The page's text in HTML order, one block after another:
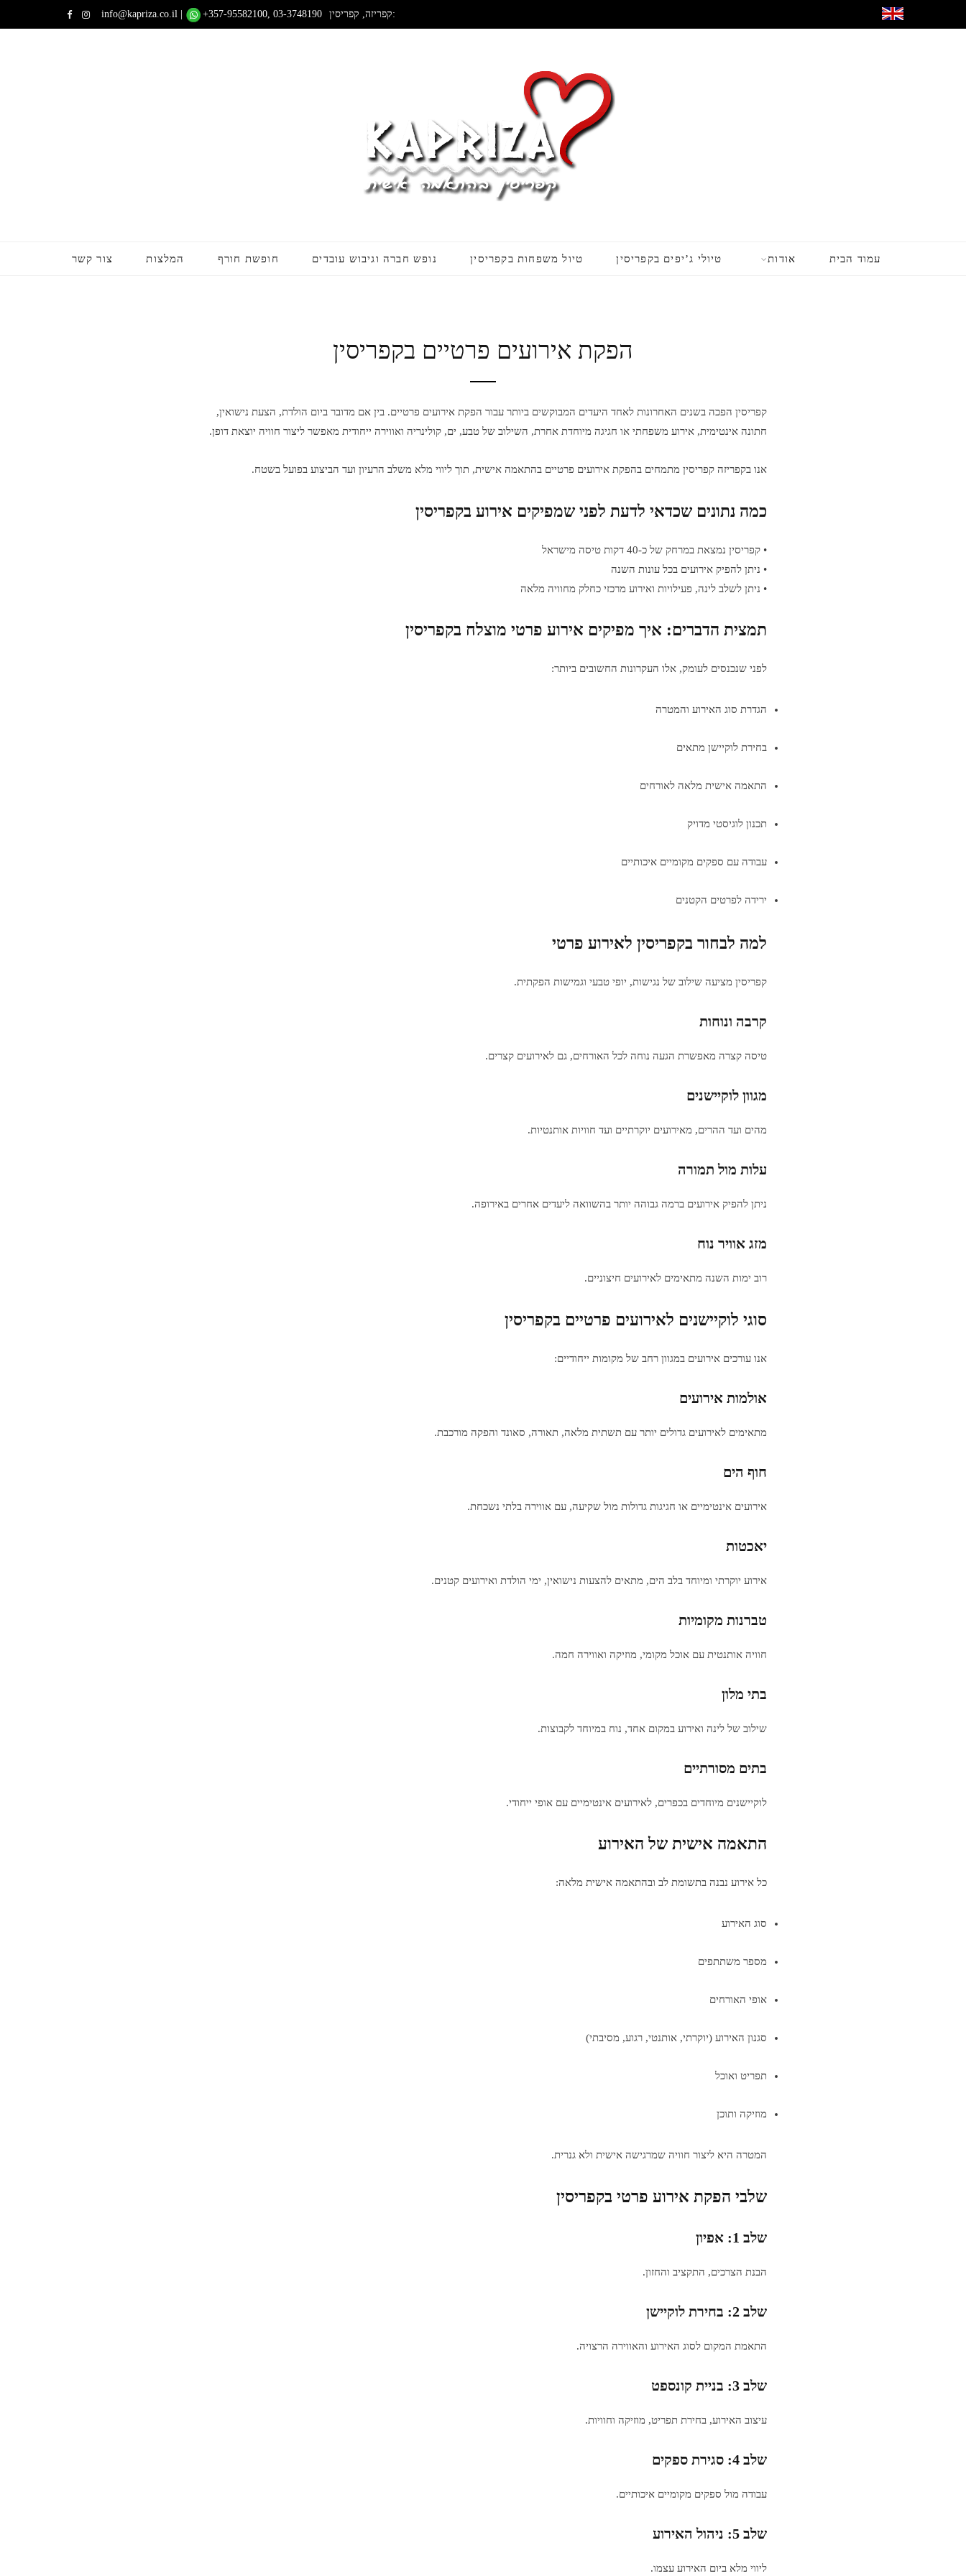
F I info@kapriza.co.il +357-95582100, 03-3748190 קפריזה, קפריסין:
עמוד הבית אודות טיולי ג’יפים בקפריסין טיול משפחות בקפריסין נופש חברה וגיבוש עובדים חופשת חורף המלצות צור קשר
הפקת אירועים פרטיים בקפריסין
קפריסין הפכה בשנים האחרונות לאחד היעדים המבוקשים ביותר עבור הפקת אירועים פרטיים. בין אם מדובר ביום הולדת, הצעת נישואין,
חתונה אינטימית, אירוע משפחתי או חגיגה מיוחדת אחרת, השילוב של טבע, ים, קולינריה ואווירה ייחודית מאפשר ליצור חוויה יוצאת דופן.
אנו בקפריזה קפריסין מתמחים בהפקת אירועים פרטיים בהתאמה אישית, תוך ליווי מלא משלב הרעיון ועד הביצוע בפועל בשטח.
כמה נתונים שכדאי לדעת לפני שמפיקים אירוע בקפריסין
• קפריסין נמצאת במרחק של כ-40 דקות טיסה מישראל
• ניתן להפיק אירועים בכל עונות השנה
• ניתן לשלב לינה, פעילויות ואירוע מרכזי כחלק מחוויה מלאה
תמצית הדברים: איך מפיקים אירוע פרטי מוצלח בקפריסין
לפני שנכנסים לעומק, אלו העקרונות החשובים ביותר:
הגדרת סוג האירוע והמטרה
בחירת לוקיישן מתאים
התאמה אישית מלאה לאורחים
תכנון לוגיסטי מדויק
עבודה עם ספקים מקומיים איכותיים
ירידה לפרטים הקטנים
למה לבחור בקפריסין לאירוע פרטי
קפריסין מציעה שילוב של נגישות, יופי טבעי וגמישות הפקתית.
קרבה ונוחות
טיסה קצרה מאפשרת הגעה נוחה לכל האורחים, גם לאירועים קצרים.
מגוון לוקיישנים
מהים ועד ההרים, מאירועים יוקרתיים ועד חוויות אותנטיות.
עלות מול תמורה
ניתן להפיק אירועים ברמה גבוהה יותר בהשוואה ליעדים אחרים באירופה.
מזג אוויר נוח
רוב ימות השנה מתאימים לאירועים חיצוניים.
סוגי לוקיישנים לאירועים פרטיים בקפריסין
אנו עורכים אירועים במגוון רחב של מקומות ייחודיים:
אולמות אירועים
מתאימים לאירועים גדולים יותר עם תשתית מלאה, תאורה, סאונד והפקה מורכבת.
חוף הים
אירועים אינטימיים או חגיגות גדולות מול שקיעה, עם אווירה בלתי נשכחת.
יאכטות
אירוע יוקרתי ומיוחד בלב הים, מתאים להצעות נישואין, ימי הולדת ואירועים קטנים.
טברנות מקומיות
חוויה אותנטית עם אוכל מקומי, מוזיקה ואווירה חמה.
בתי מלון
שילוב של לינה ואירוע במקום אחד, נוח במיוחד לקבוצות.
בתים מסורתיים
לוקיישנים מיוחדים בכפרים, לאירועים אינטימיים עם אופי ייחודי.
התאמה אישית של האירוע
כל אירוע נבנה בתשומת לב ובהתאמה אישית מלאה:
סוג האירוע
מספר משתתפים
אופי האורחים
סגנון האירוע (יוקרתי, אותנטי, רגוע, מסיבתי)
תפריט ואוכל
מוזיקה ותוכן
המטרה היא ליצור חוויה שמרגישה אישית ולא גנרית.
שלבי הפקת אירוע פרטי בקפריסין
שלב 1: אפיון
הבנת הצרכים, התקציב והחזון.
שלב 2: בחירת לוקיישן
התאמת המקום לסוג האירוע והאווירה הרצויה.
שלב 3: בניית קונספט
עיצוב האירוע, בחירת תפריט, מוזיקה וחוויות.
שלב 4: סגירת ספקים
עבודה מול ספקים מקומיים איכותיים.
שלב 5: ניהול האירוע
ליווי מלא ביום האירוע עצמו.